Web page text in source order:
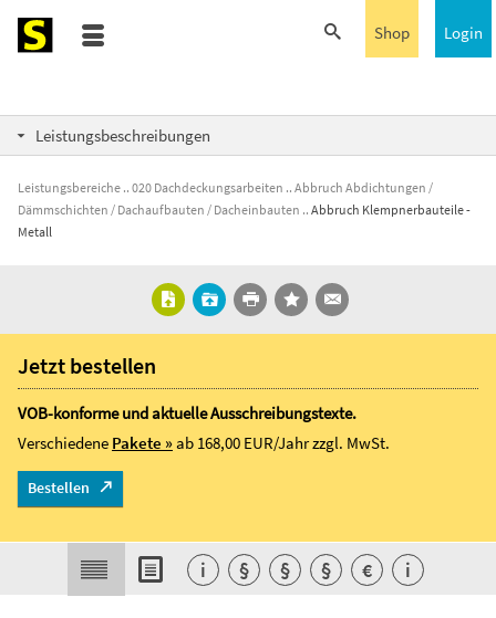
Login
Shop
Leistungsbeschreibungen
Leistungsbereiche 020 Dachdeckungsarbeiten
Abbruch Abdichtungen /
Dämmschichten / Dachaufbauten / Dacheinbauten
Abbruch Klempnerbauteile -
Metall
Jetzt bestellen
VOB-konforme und aktuelle Ausschreibungstexte.
Verschiedene Pakete »ab 168,00 EUR/Jahrzzgl. MwSt.
Bestellen
i § § § € i